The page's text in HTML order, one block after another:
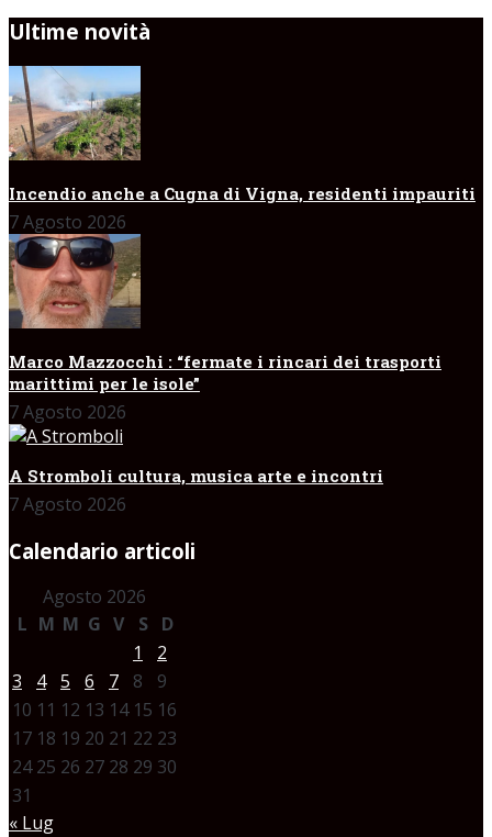
Ultime novità
Incendio anche a Cugna di Vigna, residenti impauriti
7 Agosto 2026
Marco Mazzocchi : “fermate i rincari dei trasporti
marittimi per le isole”
7 Agosto 2026
A Stromboli cultura, musica arte e incontri
7 Agosto 2026
Calendario articoli
Agosto 2026
L M M G V S
D
1
2
3
4 5 6 7 8
9
10 11 12 13 14 15 16
17 18 19 20 21 22 23
24 25 26 27 28 29 30
31
« Lug